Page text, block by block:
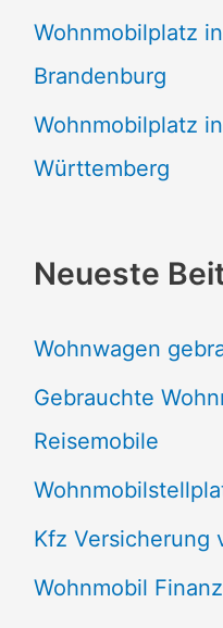
Wohnmobilplatz
Brandenburg
Wohnmobilplatz
Württemberg
Neueste
Wohnwagen
Gebrauchte
Reisemobile
Kfz Versicherung
Wohnmobil